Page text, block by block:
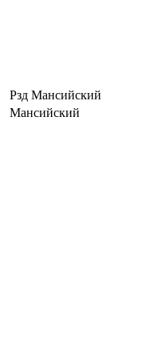
Рзд Мансийский
Мансийский